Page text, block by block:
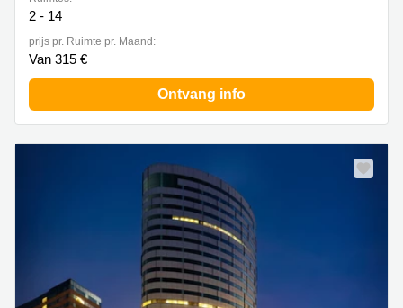
2 - 14
prijs pr. Ruimte pr. Maand:
Van 315 €
Ontvang info